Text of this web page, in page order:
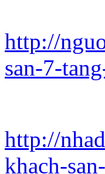
http://
san-7-
http://
khach-